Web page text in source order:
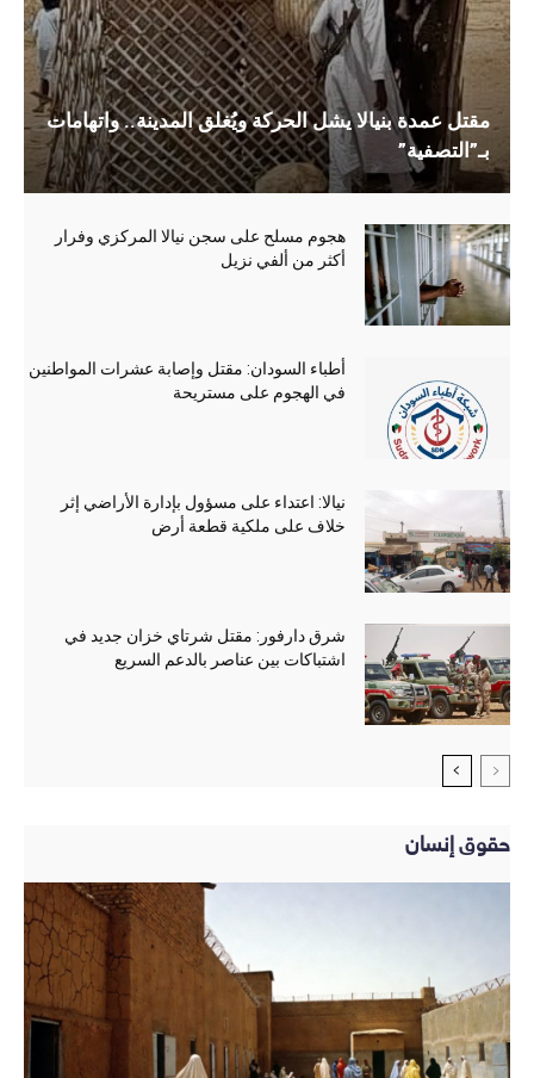
مقتل عمدة بنيالا يشل الحركة ويُغلق المدينة.. واتهامات
بـ”التصفية”
هجوم مسلح على سجن نيالا المركزي وفرار
أكثر من ألفي نزيل
أطباء السودان: مقتل وإصابة عشرات المواطنين
في الهجوم على مستريحة
نيالا: اعتداء على مسؤول بإدارة الأراضي إثر
خلاف على ملكية قطعة أرض
شرق دارفور: مقتل شرتاي خزان جديد في
اشتباكات بين عناصر بالدعم السريع
حقوق إنسان